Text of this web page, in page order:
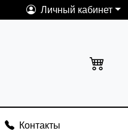
Личный кабинет
Контакты